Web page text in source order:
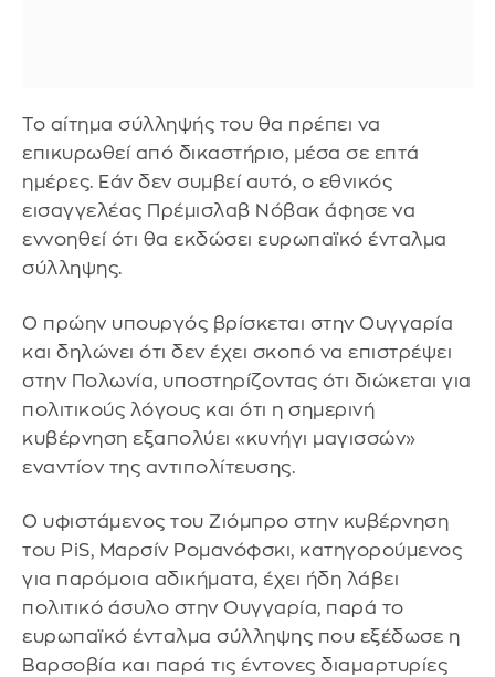
Το αίτημα σύλληψής του θα πρέπει να
επικυρωθεί από δικαστήριο, μέσα σε επτά
ημέρες. Εάν δεν συμβεί αυτό, ο εθνικός
εισαγγελέας Πρέμισλαβ Νόβακ άφησε να
εννοηθεί ότι θα εκδώσει ευρωπαϊκό ένταλμα
σύλληψης.
Ο πρώην υπουργός βρίσκεται στην Ουγγαρία
και δηλώνει ότι δεν έχει σκοπό να επιστρέψει
στην Πολωνία, υποστηρίζοντας ότι διώκεται για
πολιτικούς λόγους και ότι η σημερινή
κυβέρνηση εξαπολύει «κυνήγι μαγισσών»
εναντίον της αντιπολίτευσης.
Ο υφιστάμενος του Ζιόμπρο στην κυβέρνηση
του PiS, Μαρσίν Ρομανόφσκι, κατηγορούμενος
για παρόμοια αδικήματα, έχει ήδη λάβει
πολιτικό άσυλο στην Ουγγαρία, παρά το
ευρωπαϊκό ένταλμα σύλληψης που εξέδωσε η
Βαρσοβία και παρά τις έντονες διαμαρτυρίες